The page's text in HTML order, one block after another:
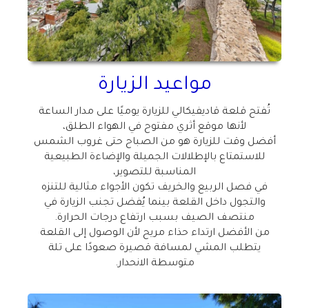
مواعيد الزيارة
تُفتح قلعة قاديفيكالي للزيارة يوميًا على مدار الساعة
لأنها موقع أثري مفتوح في الهواء الطلق،
أفضل وقت للزيارة هو من الصباح حتى غروب الشمس
للاستمتاع بالإطلالات الجميلة والإضاءة الطبيعية
المناسبة للتصوير،
في فصل الربيع والخريف تكون الأجواء مثالية للتنزه
والتجول داخل القلعة بينما يُفضل تجنب الزيارة في
منتصف الصيف بسبب ارتفاع درجات الحرارة.
من الأفضل ارتداء حذاء مريح لأن الوصول إلى القلعة
يتطلب المشي لمسافة قصيرة صعودًا على تلة
متوسطة الانحدار.